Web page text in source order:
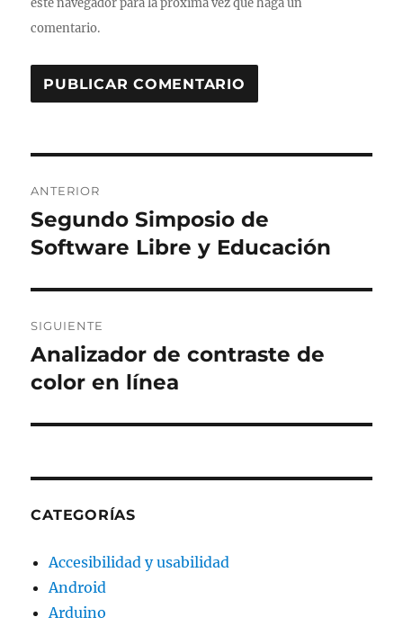
este navegador para la próxima vez que haga un
comentario.
de
entradas
ANTERIOR
Entrada
anterior:
Segundo Simposio de
Software Libre y Educación
SIGUIENTE
Entrada
siguiente:
Analizador de contraste de
color en línea
CATEGORÍAS
Accesibilidad y usabilidad
Android
Arduino